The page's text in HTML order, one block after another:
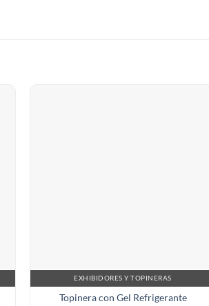
EXHIBIDORES Y TOPINERAS
Topinera con Gel Refrigerante